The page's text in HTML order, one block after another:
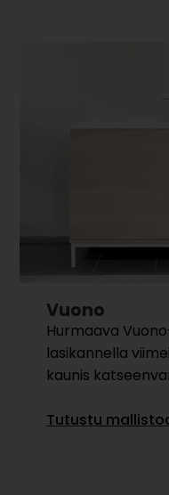
Vuono
Hurmaava
lasikannella
kaunis
Tutustu